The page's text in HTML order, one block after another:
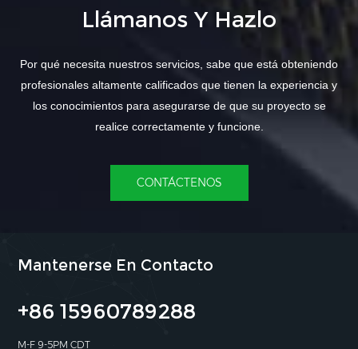
Llámanos Y Hazlo
Por qué necesita nuestros servicios, sabe que está obteniendo
profesionales altamente calificados que tienen la experiencia y
los conocimientos para asegurarse de que su proyecto se
realice correctamente y funcione.
CONTÁCTENOS
Mantenerse En Contacto
+86 15960789288
M-F 9-5PM CDT